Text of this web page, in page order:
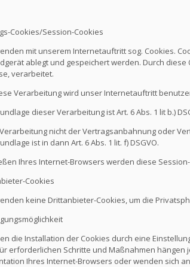
Cookies/Session-Cookies
mit unserem Internetauftritt sog. Cookies.
ablegt und gespeichert werden. Durch
verarbeitet.
Verarbeitung wird unser Internetauftritt
dieser Verarbeitung ist Art. 6 Abs. 1 lit b.)
nicht der Vertragsanbahnung oder
ist in dann Art. 6 Abs. 1 lit. f) DSGVO.
Ihres Internet-Browsers werden diese
Cookies
keine Drittanbieter-Cookies, um die
die Installation der Cookies durch eine
erforderlichen Schritte und Maßnahmen
Ihres Internet-Browsers oder wenden sich